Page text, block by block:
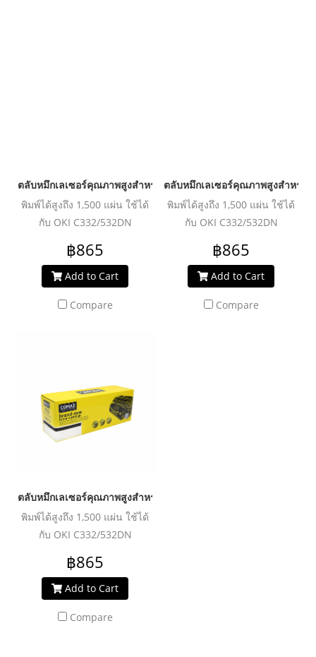
ตลับหมึกเลเซอร์คุณภาพสูงสำหรับ OKI รุ่น C332-46508714/
พิมพ์ได้สูงถึง 1,500 แผ่น ใช้ได้
กับ OKI C332/532DN
฿865
Add to Cart
Compare
ตลับหมึกเลเซอร์คุณภาพสูงสำหรับ
พิมพ์ได้สูงถึง 1,500 แผ่น ใช้ได้
กับ OKI C332/532DN
฿865
Add to Cart
Compare
ตลับหมึกเลเซอร์คุณภาพสูงสำหรับ OKI รุ่น C332-46508716/
พิมพ์ได้สูงถึง 1,500 แผ่น ใช้ได้
กับ OKI C332/532DN
฿865
Add to Cart
Compare